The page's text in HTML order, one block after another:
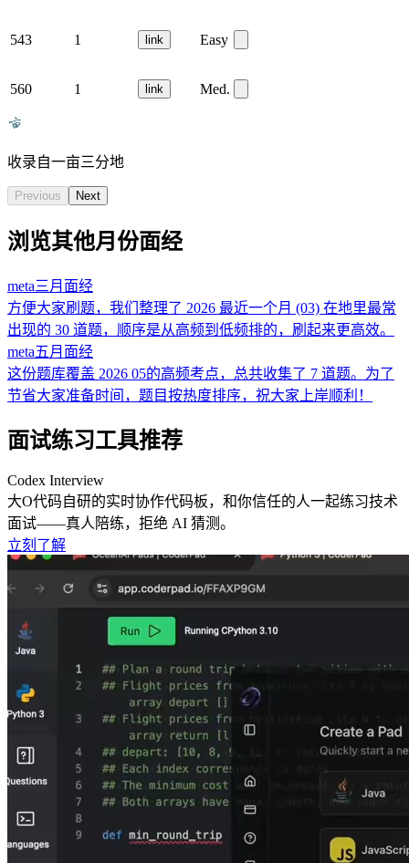
543 1 link Easy
560 1 link Med.
收录自一亩三分地
Previous Next
浏览其他月份面经
meta三月 面经
方便大家刷题，我们整理了 2026 最近一个月 (03) 在地里最常
出现的 30 道题，顺序是从高频到低频排的，刷起来更高效。
meta五月 面经
这份题库覆盖 2026 05的高频考点，总共收集了 7 道题。为了
节省大家准备时间，题目按热度排序，祝大家上岸顺利！
面试练习工具推荐
Codex Interview
大O代码自研的实时协作代码板，和你信任的人一起练习技术
面试——真人陪练，拒绝 AI 猜测。
立刻了解